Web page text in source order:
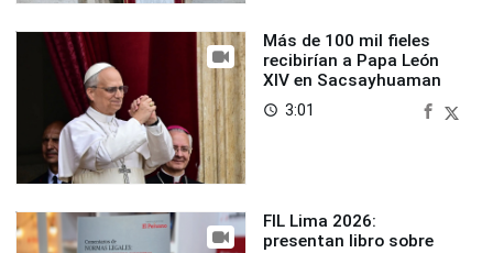
Más de 100 mil fieles
recibirían a Papa León
XIV en Sacsayhuaman
access_time 3:01
FIL Lima 2026:
presentan libro sobre